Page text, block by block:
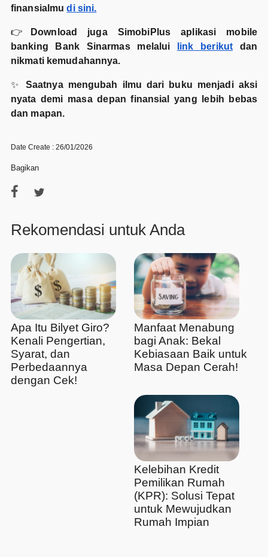
finansialmudi sini.
👉
Download juga SimobiPlus aplikasi mobile
banking Bank Sinarmas melalui
link berikut dan
nikmati kemudahannya.
✨ Saatnya mengubah ilmu dari buku menjadi aksi
nyata demi masa depan finansial yang lebih bebas
dan mapan.
Date Create : 26/01/2026
Bagikan
Rekomendasi untuk Anda
Apa Itu Bilyet Giro?
Kenali Pengertian,
Syarat, dan
Perbedaannya
dengan Cek!
Manfaat Menabung
bagi Anak: Bekal
Kebiasaan Baik untuk
Masa Depan Cerah!
Kelebihan Kredit
Pemilikan Rumah
(KPR): Solusi Tepat
untuk Mewujudkan
Rumah Impian